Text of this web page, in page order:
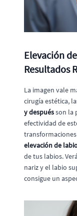
Elevación
Resultados
La imagen vale
cirugía estética,
y despuésson la
efectividad de
elevación de
de tus labios.
nariz y el labio
consigue un